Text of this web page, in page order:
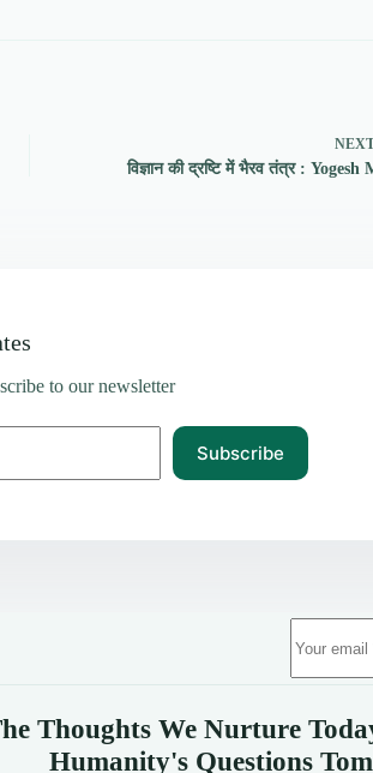
विज्ञान की द्रष्टि में भैरव तंत्र : Yogesh
to our newsletter
Subscribe
Thoughts We Nurture
Humanity's Questions